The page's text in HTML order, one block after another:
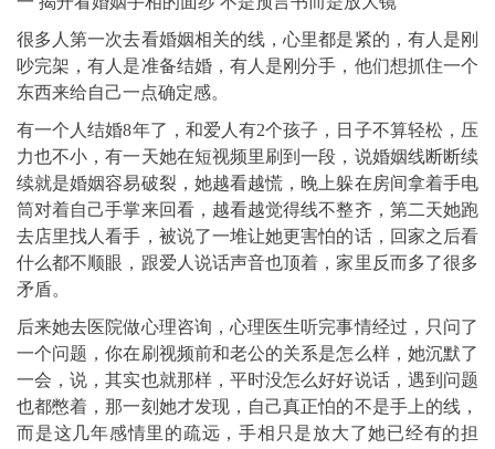
很多人第一次去看婚姻相关的线，心里都是紧的，有人是刚
吵完架，有人是准备结婚，有人是刚分手，他们想抓住一个
东西来给自己一点确定感。
有一个人结婚8年了，和爱人有2个孩子，日子不算轻松，压
力也不小，有一天她在短视频里刷到一段，说婚姻线断断续
续就是婚姻容易破裂，她越看越慌，晚上躲在房间拿着手电
筒对着自己手掌来回看，越看越觉得线不整齐，第二天她跑
去店里找人看手，被说了一堆让她更害怕的话，回家之后看
什么都不顺眼，跟爱人说话声音也顶着，家里反而多了很多
矛盾。
后来她去医院做心理咨询，心理医生听完事情经过，只问了
一个问题，你在刷视频前和老公的关系是怎么样，她沉默了
一会，说，其实也就那样，平时没怎么好好说话，遇到问题
也都憋着，那一刻她才发现，自己真正怕的不是手上的线，
而是这几年感情里的疏远，手相只是放大了她已经有的担